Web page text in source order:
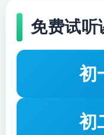
载体的构建、将目
检测与鉴定。
讲解细胞工程（植
理和操作技术，如
动物细胞培养、动
回顾胚胎工程的基
植、胚胎分割和胚
免费试听
初
初